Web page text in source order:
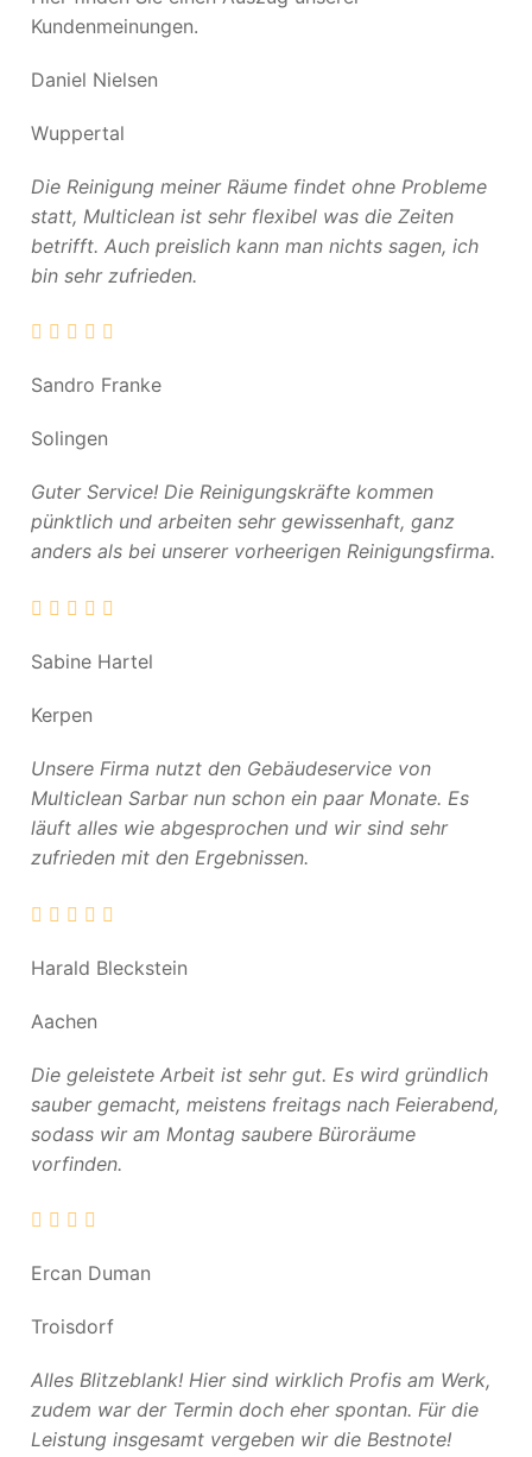
Kundenmeinungen.
Daniel Nielsen
Wuppertal
Die Reinigung meiner Räume findet ohne Probleme
statt, Multiclean ist sehr flexibel was die Zeiten
betrifft. Auch preislich kann man nichts sagen, ich
bin sehr zufrieden.
Sandro Franke
Solingen
Guter Service! Die Reinigungskräfte kommen
pünktlich und arbeiten sehr gewissenhaft, ganz
anders als bei unserer vorheerigen Reinigungsfirma.
Sabine Hartel
Kerpen
Unsere Firma nutzt den Gebäudeservice von
Multiclean Sarbar nun schon ein paar Monate. Es
läuft alles wie abgesprochen und wir sind sehr
zufrieden mit den Ergebnissen.
Harald Bleckstein
Aachen
Die geleistete Arbeit ist sehr gut. Es wird gründlich
sauber gemacht, meistens freitags nach Feierabend,
sodass wir am Montag saubere Büroräume
vorfinden.
Ercan Duman
Troisdorf
Alles Blitzeblank! Hier sind wirklich Profis am Werk,
zudem war der Termin doch eher spontan. Für die
Leistung insgesamt vergeben wir die Bestnote!